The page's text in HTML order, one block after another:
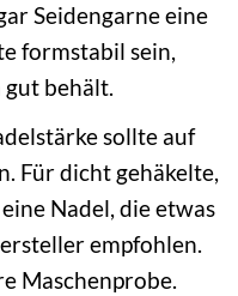
Seidengarne eine
formstabil sein,
gut behält.
sollte auf
Für dicht gehäkelte,
Nadel, die etwas
empfohlen.
Maschenprobe.